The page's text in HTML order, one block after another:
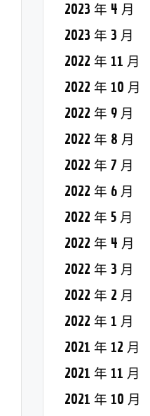
2023 年 4 月
2023 年 3 月
2022 年 11 月
2022 年 10 月
2022 年 9 月
2022 年 8 月
2022 年 7 月
2022 年 6 月
2022 年 5 月
2022 年 4 月
2022 年 3 月
2022 年 2 月
2022 年 1 月
2021 年 12 月
2021 年 11 月
2021 年 10 月